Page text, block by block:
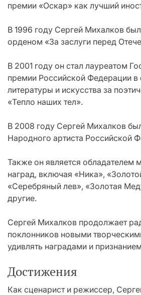
премии «Оскар» как лучший
В 1996 году Сергей Михалков
орденом «За заслуги перед
В 2001 году он стал лауреатом
премии Российской Федерации в
литературы и искусства за
«Тепло наших тел».
В 2008 году Сергей Михалков
Народного артиста Российской
Также он является обладателем
наград, включая «Ника»,
«Серебряный лев», «Золотая
другие.
Сергей Михалков продолжает
поклонников новыми
удивлять наградами и
Достижения
Как сценарист и режиссер,